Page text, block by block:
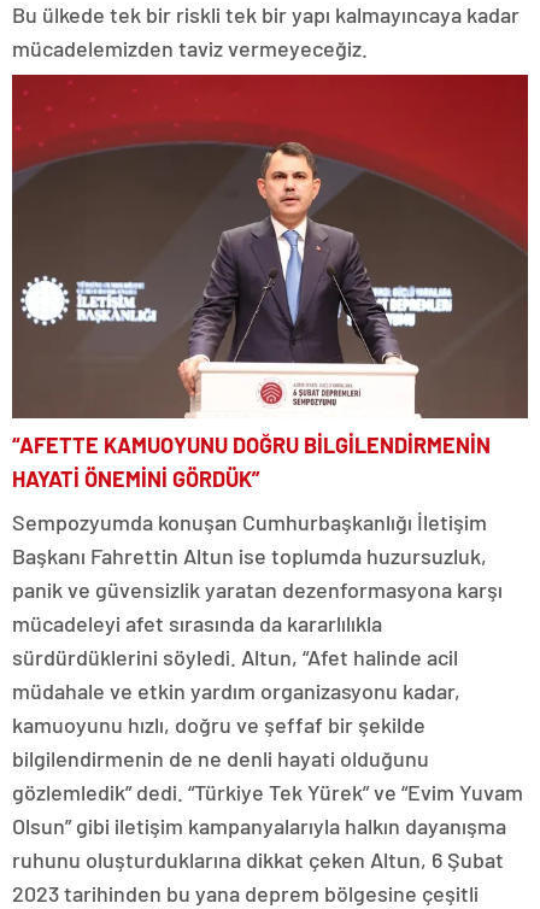
Bu ülkede tek bir riskli tek bir yapı kalmayıncaya kadar
mücadelemizden taviz vermeyeceğiz.
“AFETTE KAMUOYUNU DOĞRU BİLGİLENDİRMENİN
HAYATİ ÖNEMİNİ GÖRDÜK”
Sempozyumda konuşan Cumhurbaşkanlığı İletişim
Başkanı Fahrettin Altun ise toplumda huzursuzluk,
panik ve güvensizlik yaratan dezenformasyona karşı
mücadeleyi afet sırasında da kararlılıkla
sürdürdüklerini söyledi. Altun, “Afet halinde acil
müdahale ve etkin yardım organizasyonu kadar,
kamuoyunu hızlı, doğru ve şeffaf bir şekilde
bilgilendirmenin de ne denli hayati olduğunu
gözlemledik” dedi. “Türkiye Tek Yürek” ve “Evim Yuvam
Olsun” gibi iletişim kampanyalarıyla halkın dayanışma
ruhunu oluşturduklarına dikkat çeken Altun, 6 Şubat
2023 tarihinden bu yana deprem bölgesine çeşitli